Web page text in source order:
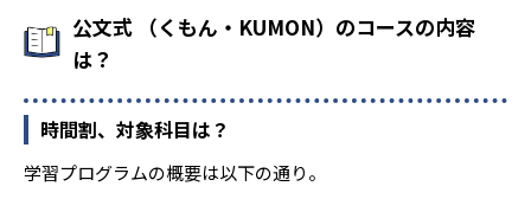
公文式 （くもん・KUMON）のコースの内容
は？
時間割、対象科目は？
学習プログラムの概要は以下の通り。